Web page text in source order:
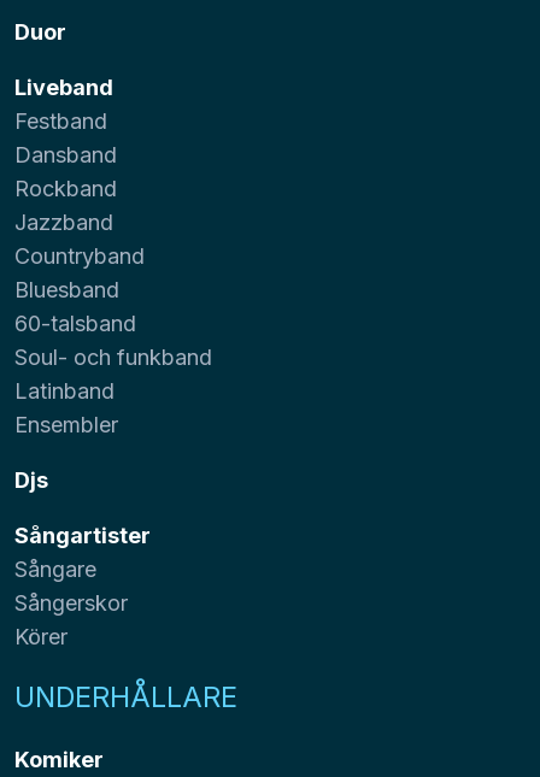
Duor
Liveband
Festband
Dansband
Rockband
Jazzband
Countryband
Bluesband
60-talsband
Soul- och funkband
Latinband
Ensembler
Djs
Sångartister
Sångare
Sångerskor
Körer
UNDERHÅLLARE
Komiker